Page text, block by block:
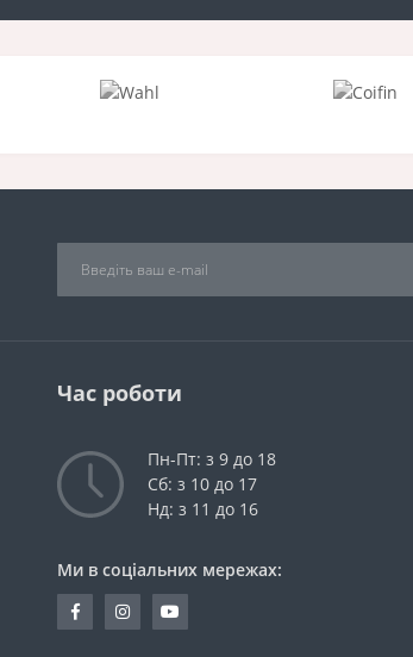
Час роботи
Пн-Пт: з 9 до 18
Сб: з 10 до 17
Нд: з 11 до 16
Ми в соціальних мережах: